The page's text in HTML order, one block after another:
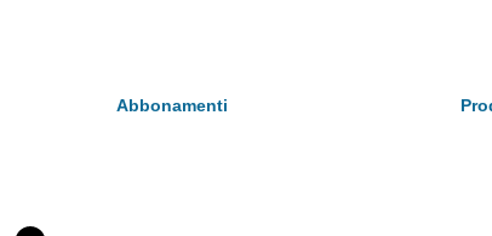
Abbonamenti